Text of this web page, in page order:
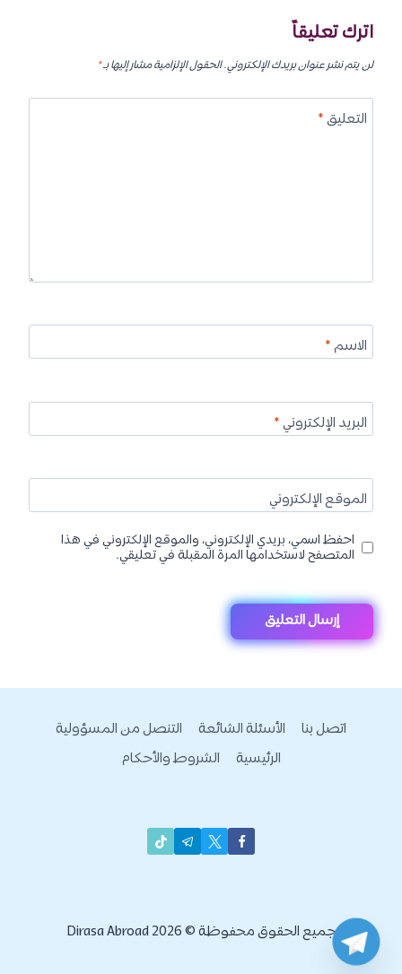
اترك تعليقاً
لن يتم نشر عنوان بريدك الإلكتروني.الحقول الإلزامية مشار إليها بـ*
التعليق*
الاسم*
البريد الإلكتروني*
الموقع الإلكتروني
احفظ اسمي، بريدي الإلكتروني، والموقع الإلكتروني في هذا
المتصفح لاستخدامها المرة المقبلة في تعليقي.
اتصل بنا الأسئلة الشائعة
التنصل من المسؤولية
الرئيسية
الشروط والأحكام
جميع الحقوق محفوظة © 2026 Dirasa Abroad